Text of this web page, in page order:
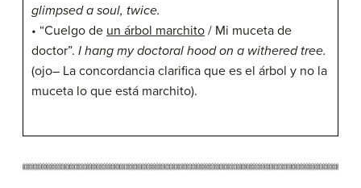
glimpsed a soul, twice.
• “Cuelgo de un árbol marchito / Mi muceta de
doctor”. I hang my doctoral hood on a withered tree.
(ojo– La concordancia clarifica que es el árbol y no la
muceta lo que está marchito).